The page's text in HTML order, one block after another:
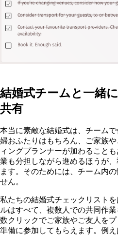
結婚式チームと一緒
共有
本当に素敵な結婚式は、チーム
婦おふたりはもちろん、ご家族
ィングプランナーが加わること
業も分担しながら進めるほうが
ます。そのためには、チーム内
せん。
私たちの結婚式チェックリスト
ルはすべて、複数人での共同作
数クリックでご家族やご友人を
準備に参加してもらえます。例